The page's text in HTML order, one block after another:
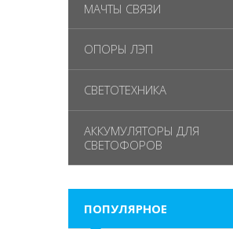
МАЧТЫ СВЯЗИ
ОПОРЫ ЛЭП
СВЕТОТЕХНИКА
АККУМУЛЯТОРЫ ДЛЯ
СВЕТОФОРОВ
ПОПУЛЯРНОЕ